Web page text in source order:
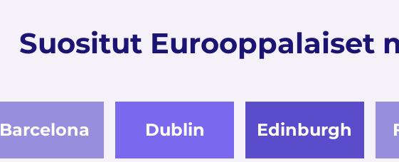
Suositut Eurooppalaiset
Barcelona Dublin Edinburgh